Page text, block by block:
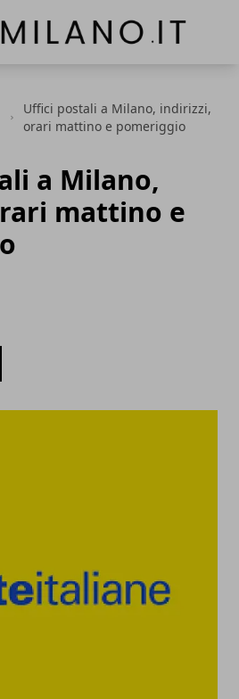
Uffici postali a Milano, indirizzi,
orari mattino e pomeriggio
a Milano,
mattino e